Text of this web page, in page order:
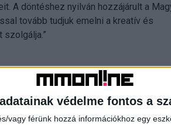
védelme fontos a
vagy férünk hozzá információkhoz egy
A döntéshez nyilván hozzájárult a
tovább tudjuk emelni a kreatív és